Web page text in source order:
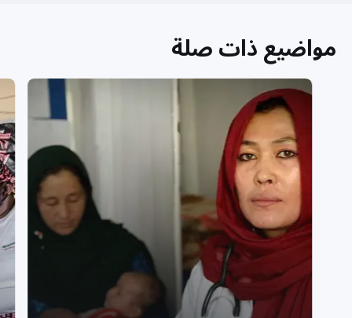
مواضيع ذات صلة